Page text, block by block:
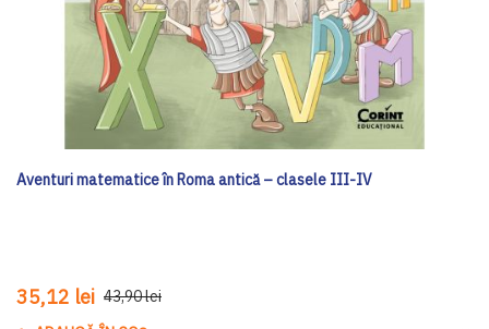
Aventuri matematice în Roma antică – clasele III-IV
35,12 lei 43,90 lei